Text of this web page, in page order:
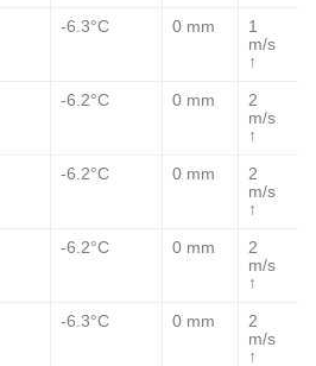
-6.3°C 0 mm
1
m/s
↑
-6.2°C 0 mm
2
m/s
↑
-6.2°C 0 mm
2
m/s
↑
-6.2°C 0 mm
2
m/s
↑
-6.3°C 0 mm
2
m/s
↑